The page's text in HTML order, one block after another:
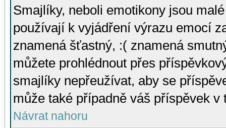
Smajlíky, neboli emotikony jsou
používají k vyjádření výrazu emocí
znamená šťastný, :( znamená
můžete prohlédnout přes
smajlíky nepřeužívat, aby se
může také případně váš příspěvek v
Návrat nahoru